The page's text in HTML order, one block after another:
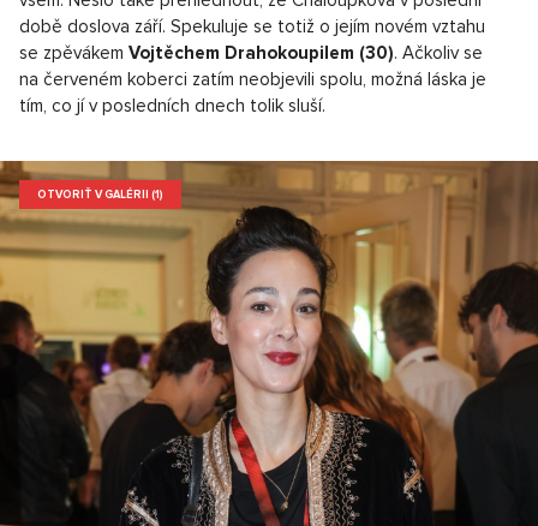
době doslova září. Spekuluje se totiž o jejím novém vztahu
se zpěvákem Vojtěchem Drahokoupilem (30). Ačkoliv se
na červeném koberci zatím neobjevili spolu, možná láska je
tím, co jí v posledních dnech tolik sluší.
OTVORIŤ V GALÉRII (1)